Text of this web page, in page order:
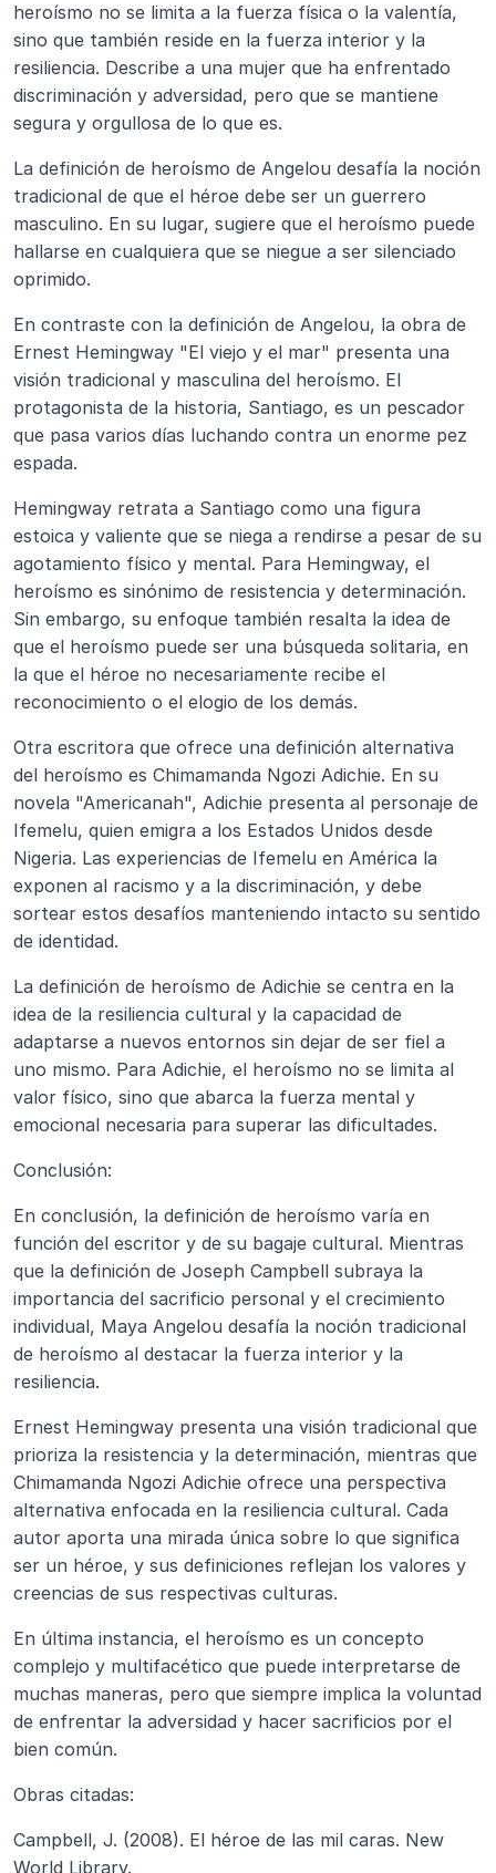
heroísmo no se limita a la fuerza física o la valentía,
sino que también reside en la fuerza interior y la
resiliencia. Describe a una mujer que ha enfrentado
discriminación y adversidad, pero que se mantiene
segura y orgullosa de lo que es.
La definición de heroísmo de Angelou desafía la noción
tradicional de que el héroe debe ser un guerrero
masculino. En su lugar, sugiere que el heroísmo puede
hallarse en cualquiera que se niegue a ser silenciado
oprimido.
En contraste con la definición de Angelou, la obra de
Ernest Hemingway "El viejo y el mar" presenta una
visión tradicional y masculina del heroísmo. El
protagonista de la historia, Santiago, es un pescador
que pasa varios días luchando contra un enorme pez
espada.
Hemingway retrata a Santiago como una figura
estoica y valiente que se niega a rendirse a pesar de su
agotamiento físico y mental. Para Hemingway, el
heroísmo es sinónimo de resistencia y determinación.
Sin embargo, su enfoque también resalta la idea de
que el heroísmo puede ser una búsqueda solitaria, en
la que el héroe no necesariamente recibe el
reconocimiento o el elogio de los demás.
Otra escritora que ofrece una definición alternativa
del heroísmo es Chimamanda Ngozi Adichie. En su
novela "Americanah", Adichie presenta al personaje de
Ifemelu, quien emigra a los Estados Unidos desde
Nigeria. Las experiencias de Ifemelu en América la
exponen al racismo y a la discriminación, y debe
sortear estos desafíos manteniendo intacto su sentido
de identidad.
La definición de heroísmo de Adichie se centra en la
idea de la resiliencia cultural y la capacidad de
adaptarse a nuevos entornos sin dejar de ser fiel a
uno mismo. Para Adichie, el heroísmo no se limita al
valor físico, sino que abarca la fuerza mental y
emocional necesaria para superar las dificultades.
Conclusión:
En conclusión, la definición de heroísmo varía en
función del escritor y de su bagaje cultural. Mientras
que la definición de Joseph Campbell subraya la
importancia del sacrificio personal y el crecimiento
individual, Maya Angelou desafía la noción tradicional
de heroísmo al destacar la fuerza interior y la
resiliencia.
Ernest Hemingway presenta una visión tradicional que
prioriza la resistencia y la determinación, mientras que
Chimamanda Ngozi Adichie ofrece una perspectiva
alternativa enfocada en la resiliencia cultural. Cada
autor aporta una mirada única sobre lo que significa
ser un héroe, y sus definiciones reflejan los valores y
creencias de sus respectivas culturas.
En última instancia, el heroísmo es un concepto
complejo y multifacético que puede interpretarse de
muchas maneras, pero que siempre implica la voluntad
de enfrentar la adversidad y hacer sacrificios por el
bien común.
Obras citadas:
Campbell, J. (2008). El héroe de las mil caras. New
World Library.